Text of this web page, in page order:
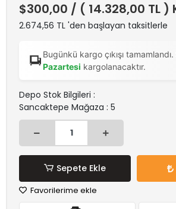
$300,00 / ( 14.328,00 TL )
2.674,56 TL 'den başlayan taksitlerle
Bugünkü kargo çıkışı
Pazartesi kargolanacaktır.
Depo Stok Bilgileri :
Sancaktepe Mağaza : 5
Sepete Ekle
Favorilerime ekle